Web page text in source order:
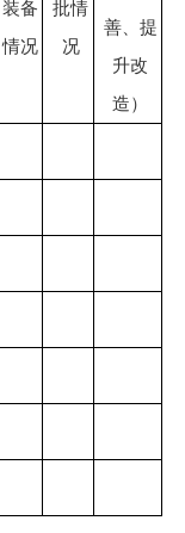
装备
情况
批情
况
善、提
升改
造）